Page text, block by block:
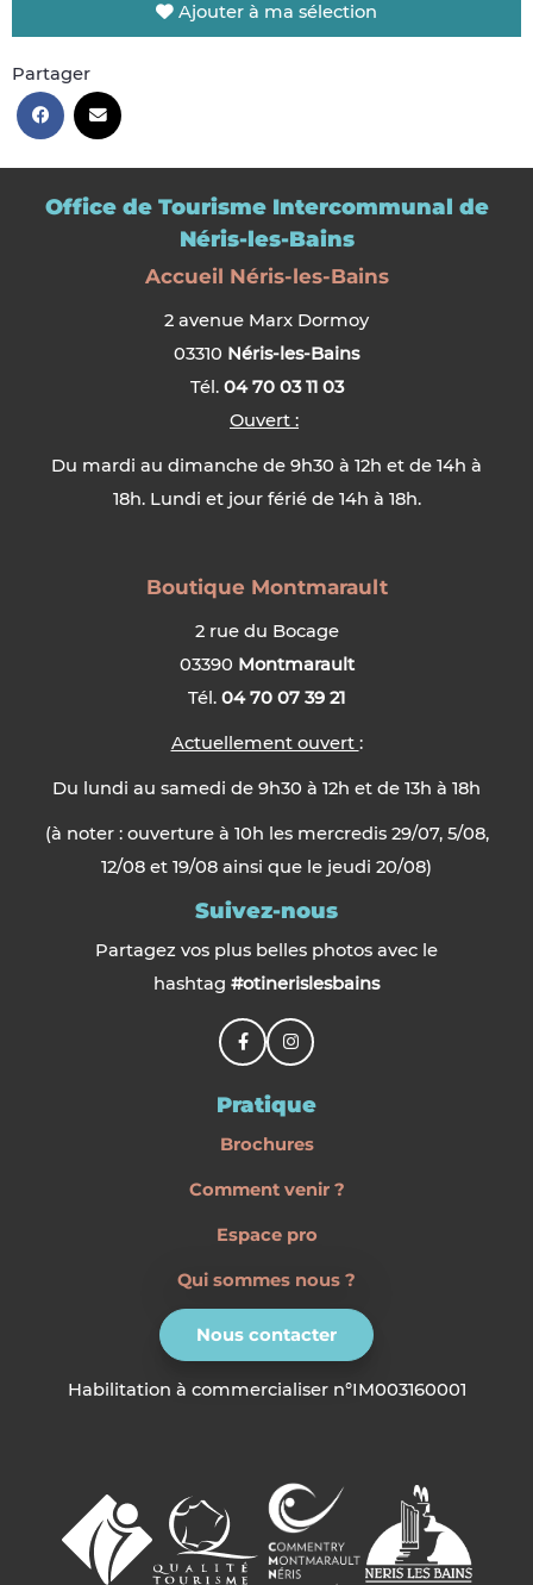
Ajouter à ma sélection
Partager
Office de Tourisme Intercommunal de
Néris-les-Bains
Accueil Néris-les-Bains
2 avenue Marx Dormoy
03310 Néris-les-Bains
Tél. 04 70 03 11 03
Ouvert :
Du mardi au dimanche de 9h30 à 12h et de 14h à
18h. Lundi et jour férié de 14h à 18h.
Boutique Montmarault
2 rue du Bocage
03390 Montmarault
Tél. 04 70 07 39 21
Actuellement ouvert :
Du lundi au samedi de 9h30 à 12h et de 13h à 18h
(à noter : ouverture à 10h les mercredis 29/07, 5/08,
12/08 et 19/08 ainsi que le jeudi 20/08)
Suivez-nous
Partagez vos plus belles photos avec le
hashtag #otinerislesbains
Pratique
Brochures
Comment venir ?
Espace pro
Qui sommes nous ?
Nous contacter
Habilitation à commercialiser n°IM003160001